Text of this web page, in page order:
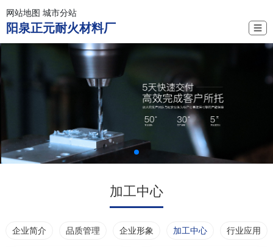
网站地图 城市分站
阳泉正元耐火材料厂 ☰
加工中心
企业简介 品质管理 企业形象 加工中心 行业应用